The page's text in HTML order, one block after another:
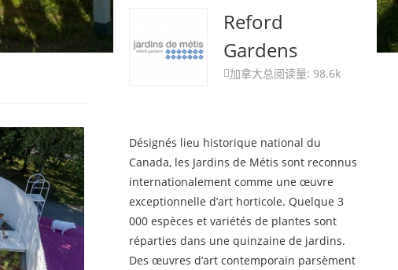
Reford
Gardens
加拿大总阅读量: 98.6k
Désignés lieu historique national du
Canada, les Jardins de Métis sont reconnus
internationalement comme une œuvre
exceptionnelle d’art horticole. Quelque 3
000 espèces et variétés de plantes sont
réparties dans une quinzaine de jardins.
Des œuvres d’art contemporain parsèment